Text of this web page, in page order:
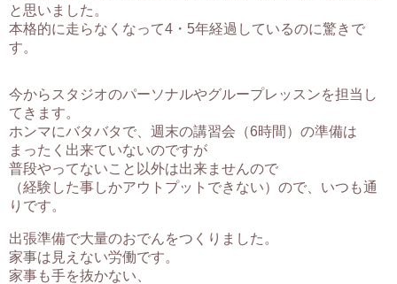
と思いました。
本格的に走らなくなって4・5年経過しているのに驚きで
す。
今からスタジオのパーソナルやグループレッスンを担当し
てきます。
ホンマにバタバタで、週末の講習会（6時間）の準備は
まったく出来ていないのですが
普段やってないこと以外は出来ませんので
（経験した事しかアウトプットできない）ので、いつも通
りです。
出張準備で大量のおでんをつくりました。
家事は見えない労働です。
家事も手を抜かない、